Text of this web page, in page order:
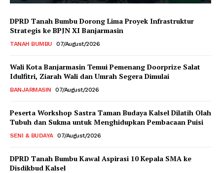
DPRD Tanah Bumbu Dorong Lima Proyek Infrastruktur
Strategis ke BPJN XI Banjarmasin
TANAH BUMBU 07/August/2026
Wali Kota Banjarmasin Temui Pemenang Doorprize Salat
Idulfitri, Ziarah Wali dan Umrah Segera Dimulai
BANJARMASIN 07/August/2026
Peserta Workshop Sastra Taman Budaya Kalsel Dilatih Olah
Tubuh dan Sukma untuk Menghidupkan Pembacaan Puisi
SENI & BUDAYA 07/August/2026
DPRD Tanah Bumbu Kawal Aspirasi 10 Kepala SMA ke
Disdikbud Kalsel